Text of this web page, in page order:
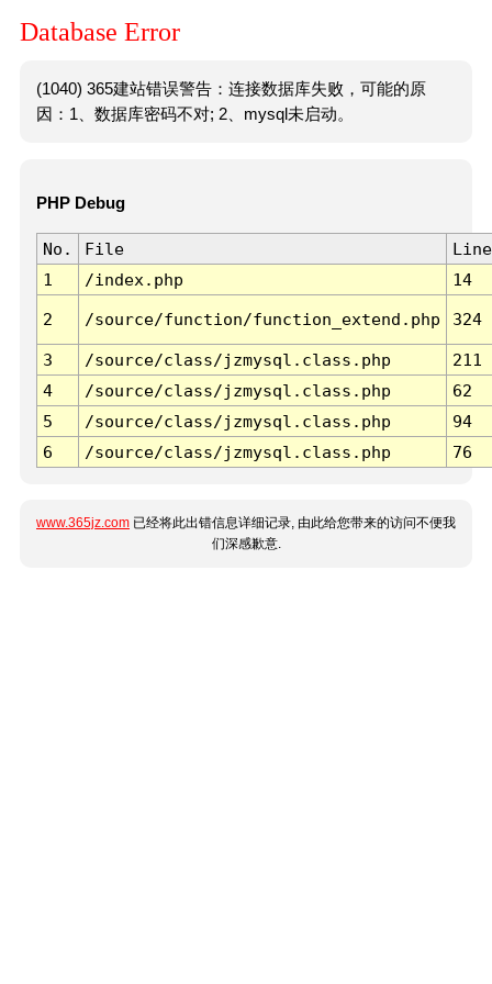
Database Error
(1040) 365建站错误警告：连接数据库失败，可能的原
因：1、数据库密码不对; 2、mysql未启动。
PHP Debug
No. File
Line
1
/index.php 14
2 /source/function/function_extend.php 324
3 /source/class/jzmysql.class.php
211
4
/source/class/jzmysql.class.php
62
5
/source/class/jzmysql.class.php
94
6
/source/class/jzmysql.class.php 76
www.365jz.com 已经将此出错信息详细记录, 由此给您带来的访问不便我
们深感歉意.